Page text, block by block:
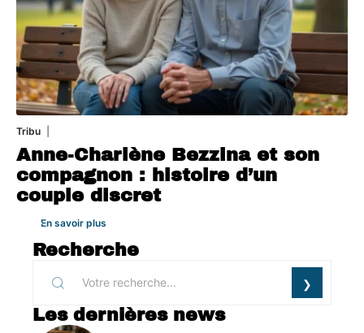
Tribu
Anne-Charlène Bezzina et son
compagnon : histoire d’un
couple discret
En savoir plus
Recherche
Les dernières news